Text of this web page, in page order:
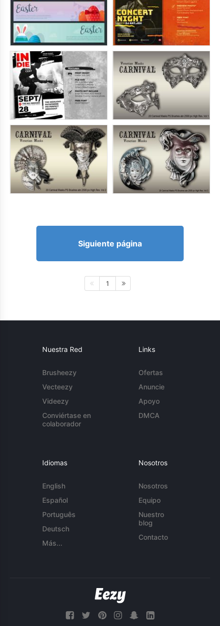
Siguiente página
1
Nuestra Red
Brusheezy
Vecteezy
Videezy
Conviértase en
colaborador
Links
Ofertas
Anuncie
Apoyo
DMCA
Idiomas
English
Español
Português
Deutsch
Más...
Nosotros
Nosotros
Equipo
Nuestro
blog
Contacto